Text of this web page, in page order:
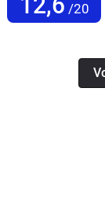
/20